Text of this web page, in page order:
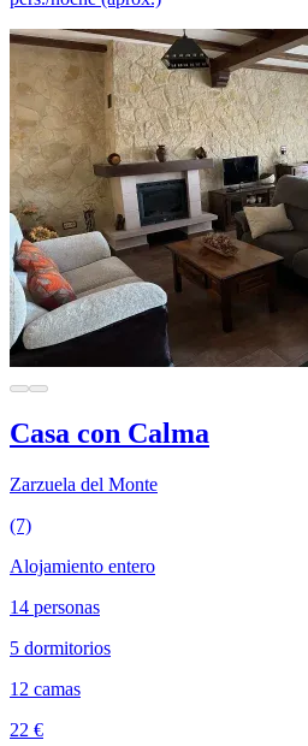
Casa con Calma
Zarzuela del Monte
(7)
Alojamiento entero
14 personas
5 dormitorios
12 camas
22 €